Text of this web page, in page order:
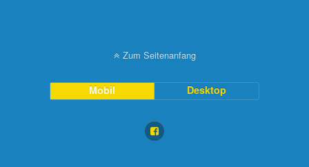
Zum Seitenanfang
Mobil Desktop